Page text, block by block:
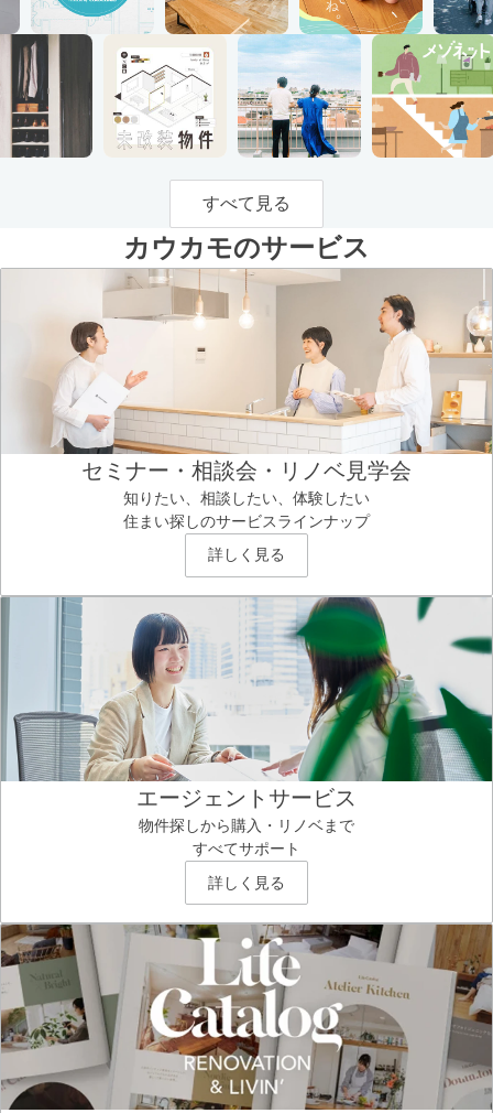
すべて見る
カウカモのサービス
セミナー・相談会・リノベ見学会
知りたい、相談したい、体験したい
住まい探しのサービスラインナップ
詳しく見る
エージェントサービス
物件探しから購入・リノベまで
すべてサポート
詳しく見る